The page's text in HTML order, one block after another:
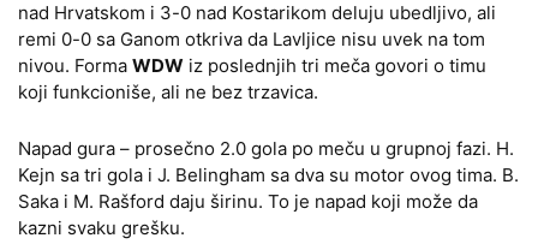
nad Hrvatskom i 3-0 nad Kostarikom deluju ubedljivo, ali
remi 0-0 sa Ganom otkriva da Lavljice nisu uvek na tom
nivou. Forma WDW iz poslednjih tri meča govori o timu
koji funkcioniše, ali ne bez trzavica.
Napad gura – prosečno 2.0 gola po meču u grupnoj fazi. H.
Kejn sa tri gola i J. Belingham sa dva su motor ovog tima. B.
Saka i M. Rašford daju širinu. To je napad koji može da
kazni svaku grešku.